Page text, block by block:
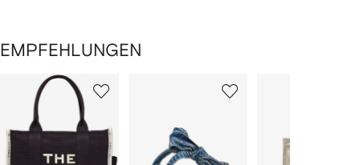
EMPFEHLUNGEN